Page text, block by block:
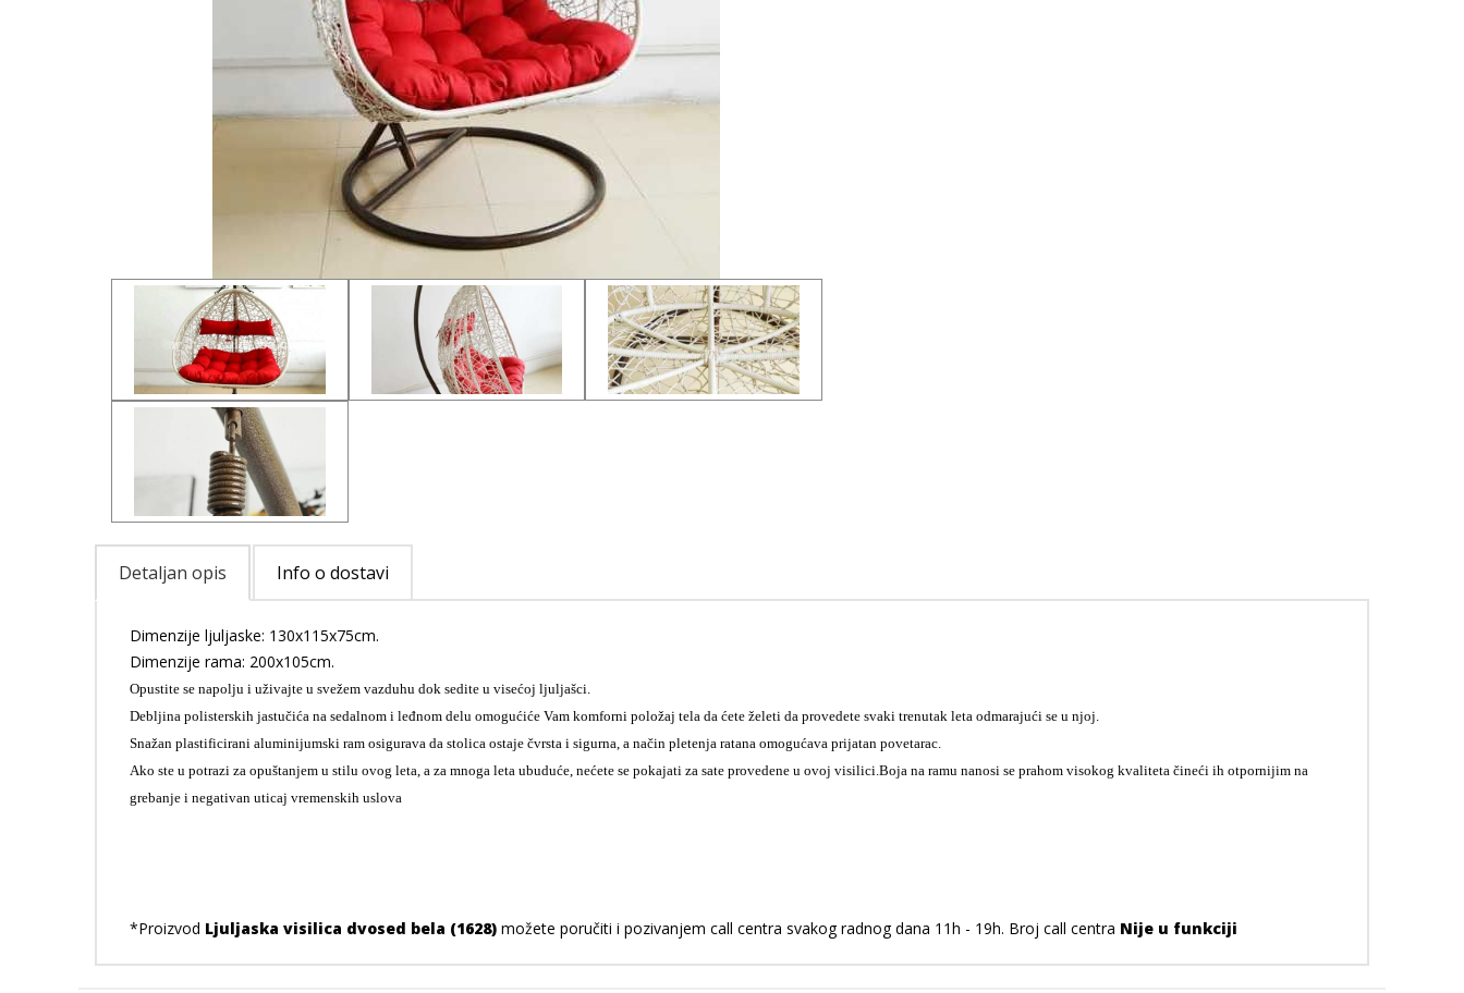
Detaljan opis Info o dostavi
Dimenzije ljuljaske: 130x115x75cm.
Dimenzije rama: 200x105cm.
Opustite se napolju i uživajte u svežem vazduhu dok sedite u visećoj ljuljašci.
Debljina polisterskih jastučića na sedalnom i leđnom delu omogućiće Vam komforni položaj tela da ćete želeti da provedete svaki trenutak leta odmarajući se u njoj.
Snažan plastificirani aluminijumski ram osigurava da stolica ostaje čvrsta i sigurna, a način pletenja ratana omogućava prijatan povetarac.
Ako ste u potrazi za opuštanjem u stilu ovog leta, a za mnoga leta ubuduće, nećete se pokajati za sate provedene u ovoj visilici.Boja na ramu nanosi se prahom visokog kvaliteta čineći ih otpornijim na
grebanje i negativan uticaj vremenskih uslova
*Proizvod Ljuljaska visilica dvosed bela (1628) možete poručiti i pozivanjem call centra svakog radnog dana 11h - 19h. Broj call centra Nije u funkciji